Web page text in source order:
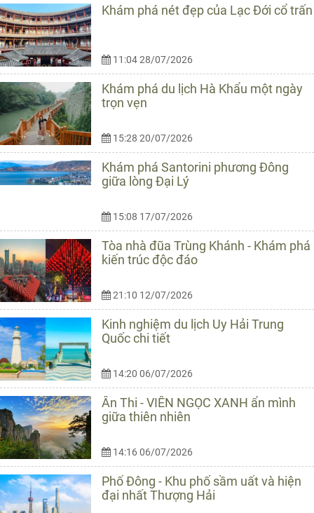
Khám phá nét đẹp của Lạc Đới cổ trấn
11:04 28/07/2026
Khám phá du lịch Hà Khẩu một ngày
trọn vẹn
15:28 20/07/2026
Khám phá Santorini phương Đông
giữa lòng Đại Lý
15:08 17/07/2026
Tòa nhà đũa Trùng Khánh - Khám phá
kiến trúc độc đáo
21:10 12/07/2026
Kinh nghiệm du lịch Uy Hải Trung
Quốc chi tiết
14:20 06/07/2026
Ân Thi - VIÊN NGỌC XANH ẩn mình
giữa thiên nhiên
14:16 06/07/2026
Phố Đông - Khu phố sầm uất và hiện
đại nhất Thượng Hải